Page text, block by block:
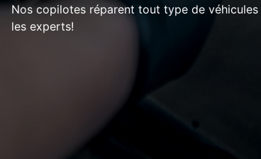
Nos copilotes réparent tout type de
les experts!